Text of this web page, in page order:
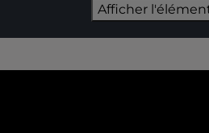
Afficher